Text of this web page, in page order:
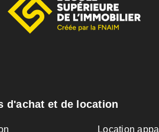
d'achat et de location
Location